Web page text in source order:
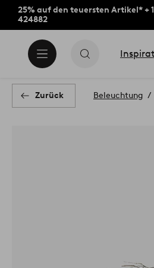
25% auf den teuersten Artikel* +
424882
Zurück Beleuchtung